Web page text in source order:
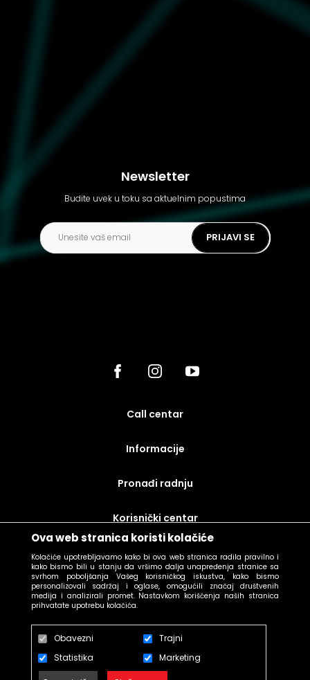
Ova web stranica koristi kolačiće
Kolačiće upotrebljavamo kako bi ova web stranica radila pravilno i
kako bismo bili u stanju da vršimo dalja unapređenja stranice sa
svrhom poboljšanja Vašeg korisničkog iskustva, kako bismo
personalizovali sadržaj i oglase, omogućili značaj društvenih
medija i analizirali promet. Nastavkom korišćenja naših stranica
prihvatate upotrebu kolačića.
Obavezni
Trajni
Statistika
Marketing
Newsletter
Budite uvek u toku sa aktuelnim popustima
PRIJAVI SE
call centar
Informacije
Pronađi radnju
korisnički centar
uslovi prodaje